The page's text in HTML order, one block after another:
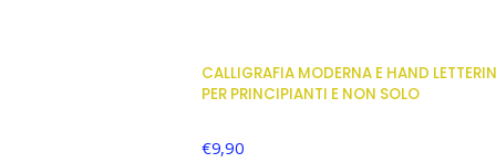
CALLIGRAFIA MODERNA E HAND
PER PRINCIPIANTI E NON SOLO
€9,90